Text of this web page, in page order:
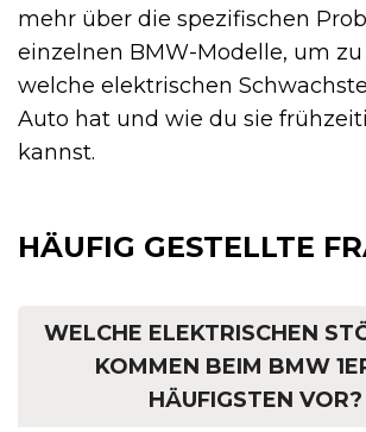
mehr über die spezifischen
einzelnen BMW-Modelle, um zu
welche elektrischen
Auto hat und wie du sie
kannst.
HÄUFIG GESTELLTE
WELCHE ELEKTRISCHEN
KOMMEN BEIM BMW
HÄUFIGSTEN VOR?